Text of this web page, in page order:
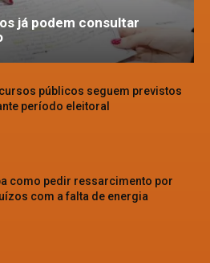
já podem consultar
públicos seguem previstos
período eleitoral
como pedir ressarcimento por
com a falta de energia